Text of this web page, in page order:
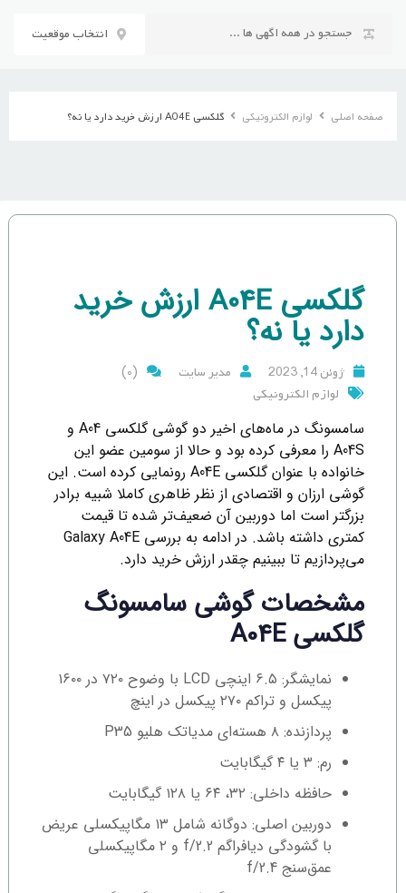
انتخاب موقعیت
صفحه اصلی لوازم الکترونیکی گلکسی A04E ارزش خرید دارد یا نه؟
گلکسی A04E ارزش خرید
دارد یا نه؟
ژوئن 14, 2023 مدیر سایت (0)
لوازم الکترونیکی
سامسونگ در ماه‌های اخیر دو گوشی گلکسی A04 و
A04S را معرفی کرده بود و حالا از سومین عضو این
خانواده با عنوان گلکسی A04E رونمایی کرده است. این
گوشی ارزان و اقتصادی از نظر ظاهری کاملا شبیه برادر
بزرگتر است اما دوربین آن ضعیف‌تر شده تا قیمت
کمتری داشته باشد. در ادامه به بررسی Galaxy A04E
می‌پردازیم تا ببینیم چقدر ارزش خرید دارد.
مشخصات گوشی سامسونگ
گلکسی A04E
نمایشگر: ۶.۵ اینچی LCD با وضوح ۷۲۰ در ۱۶۰۰
پیکسل و تراکم ۲۷۰ پیکسل در اینچ
پردازنده: ۸ هسته‌ای مدیاتک هلیو P35
رم: ۳ یا ۴ گیگابایت
حافظه داخلی: ۳۲، ۶۴ یا ۱۲۸ گیگابایت
دوربین اصلی: دوگانه شامل ۱۳ مگاپیکسلی عریض
با گشودگی دیافراگم f/2.2 و ۲ مگاپیکسلی
عمق‌سنج f/2.4